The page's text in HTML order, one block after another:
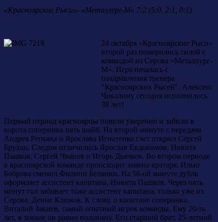
«Красноярские Рыси»- «Металлург-М» 7:2 (5:0, 2:1, 0:1)
24 октября «Красноярские Рыси»
второй раз померились силой с
командой из Серова «Металлург-
М». Игра началась с
поздравления тренера
"Красноярских Рысей". Алексею
Чикалину сегодня исполнилось
38 лет!
Первый период красноярцы повели уверенно и забили в
ворота соперника пять шайб. На второй минуте с передачи
Андрея Репьяха и Ярослава Игнатенко счет открыл Сергей
Брухан. Следом отличились Ярослав Евдокимов, Никита
Пашков, Сергей Чванов и Игорь Дьячков. Во втором периоде
в красноярской команде происходит замена вратаря. Илью
Боброва сменил Филипп Белянин. На 56-ой минуте дубль
оформляет ассистент капитана, Никита Пашков. Через пять
минут гол забивает тоже ассистент капитана, только уже из
Серова, Денис Климов. К слову, о капитане соперника.
Виталий Закиев, самый опытный игрок команды. Ему 20-ть
лет, в хоккее он ровно половину. Его старший брат, 25-летний